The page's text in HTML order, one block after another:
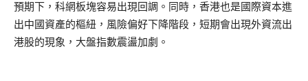
預期下，科網板塊容易出現回調。同時，香港也是國際資本進
出中國資產的樞紐，風險偏好下降階段，短期會出現外資流出
港股的現象，大盤指數震盪加劇。